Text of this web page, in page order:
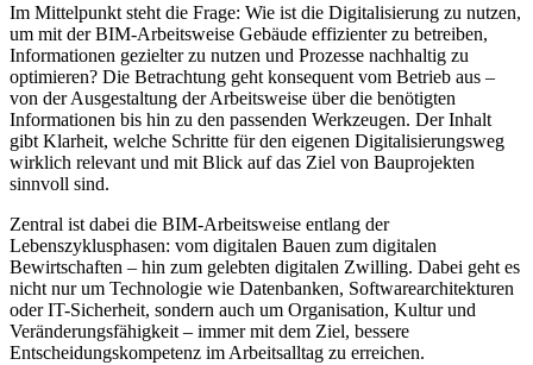
Im Mittelpunkt steht die Frage: Wie ist die Digitalisierung zu nutzen,
um mit der BIM-Arbeitsweise Gebäude effizienter zu betreiben,
Informationen gezielter zu nutzen und Prozesse nachhaltig zu
optimieren? Die Betrachtung geht konsequent vom Betrieb aus –
von der Ausgestaltung der Arbeitsweise über die benötigten
Informationen bis hin zu den passenden Werkzeugen. Der Inhalt
gibt Klarheit, welche Schritte für den eigenen Digitalisierungsweg
wirklich relevant und mit Blick auf das Ziel von Bauprojekten
sinnvoll sind.
Zentral ist dabei die BIM-Arbeitsweise entlang der
Lebenszyklusphasen: vom digitalen Bauen zum digitalen
Bewirtschaften – hin zum gelebten digitalen Zwilling. Dabei geht es
nicht nur um Technologie wie Datenbanken, Softwarearchitekturen
oder IT-Sicherheit, sondern auch um Organisation, Kultur und
Veränderungsfähigkeit – immer mit dem Ziel, bessere
Entscheidungskompetenz im Arbeitsalltag zu erreichen.